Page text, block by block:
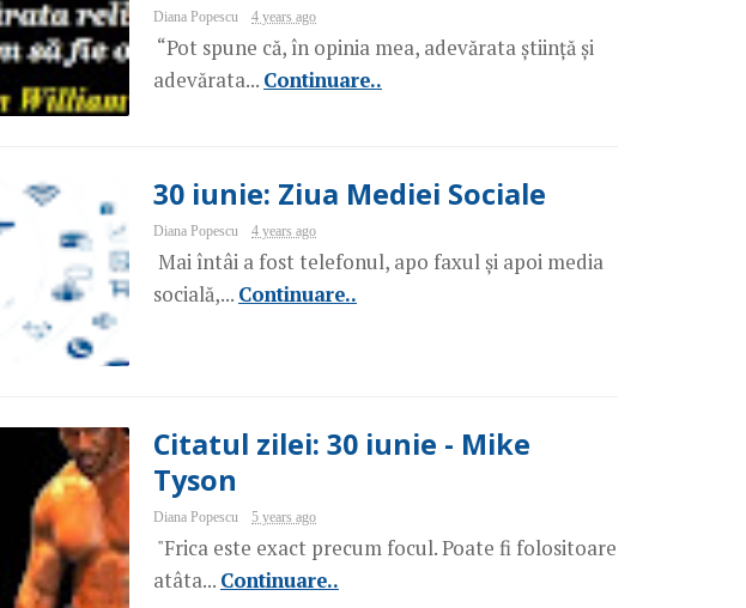
Diana Popescu 4 years ago
“Pot spune că, în opinia mea, adevărata știință și
adevărata... Continuare..
30 iunie: Ziua Mediei Sociale
Diana Popescu 4 years ago
Mai întâi a fost telefonul, apo faxul și apoi media
socială,... Continuare..
Citatul zilei: 30 iunie - Mike
Tyson
Diana Popescu 5 years ago
"Frica este exact precum focul. Poate fi folositoare
atâta... Continuare..